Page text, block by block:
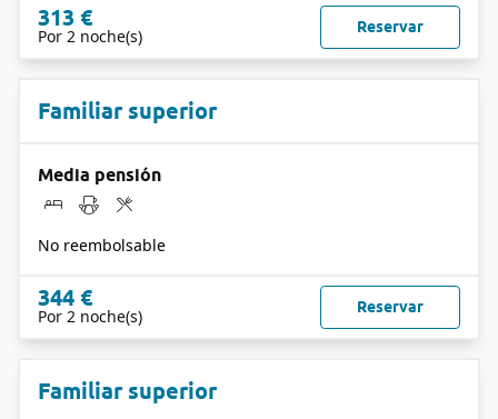
313 €
Por 2 noche(s) Reservar
Familiar superior
Media pensión
No reembolsable
344 €
Por 2 noche(s) Reservar
Familiar superior